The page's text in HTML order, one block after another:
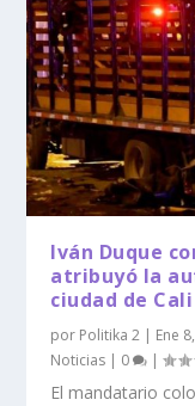
Iván Duque
atribuyó la
ciudad de Cali
por Politika 2 | Ene
Noticias | 0 |
El mandatario